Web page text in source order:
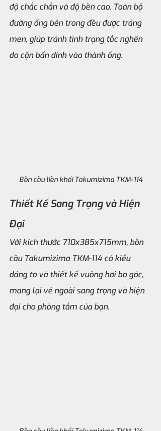
độ chắc chắn và độ bền cao. Toàn bộ
đường ống bên trong đều được tráng
men, giúp tránh tình trạng tắc nghẽn
do cặn bẩn dính vào thành ống.
Bồn cầu liền khối Takumizima TKM-114
Thiết Kế Sang Trọng và Hiện
Đại
Với kích thước 710x385x715mm, bồn
cầu Takumizima TKM-114 có kiểu
dáng to và thiết kế vuông hơi bo góc,
mang lại vẻ ngoài sang trọng và hiện
đại cho phòng tắm của bạn.